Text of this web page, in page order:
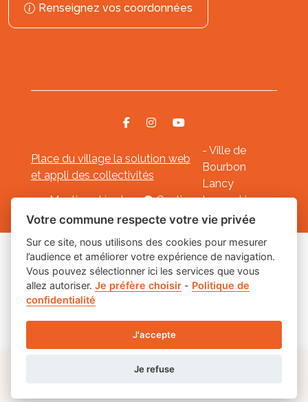
Renseignez vos coordonnées
Place du village la solution web
et appli des collectivités
- Ville de
Bourbon
Lancy
Mentions légales- Gestion des cookies
Les labels
Votre commune respecte votre vie privée
Sur ce site, nous utilisons des cookies pour mesurer
l’audience et améliorer votre expérience de navigation.
Vous pouvez sélectionner ici les services que vous
allez autoriser.Je préfère choisir - Politique de
confidentialité
J'accepte
Je refuse